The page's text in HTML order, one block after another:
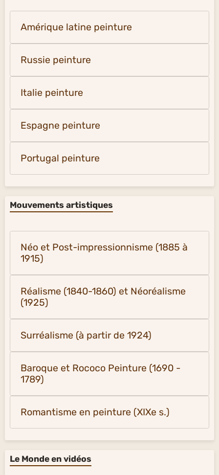
Amérique latine peinture
Russie peinture
Italie peinture
Espagne peinture
Portugal peinture
Mouvements artistiques
Néo et Post-impressionnisme (1885 à
1915)
Réalisme (1840-1860) et Néoréalisme
(1925)
Surréalisme (à partir de 1924)
Baroque et Rococo Peinture (1690 -
1789)
Romantisme en peinture (XIXe s.)
Le Monde en vidéos